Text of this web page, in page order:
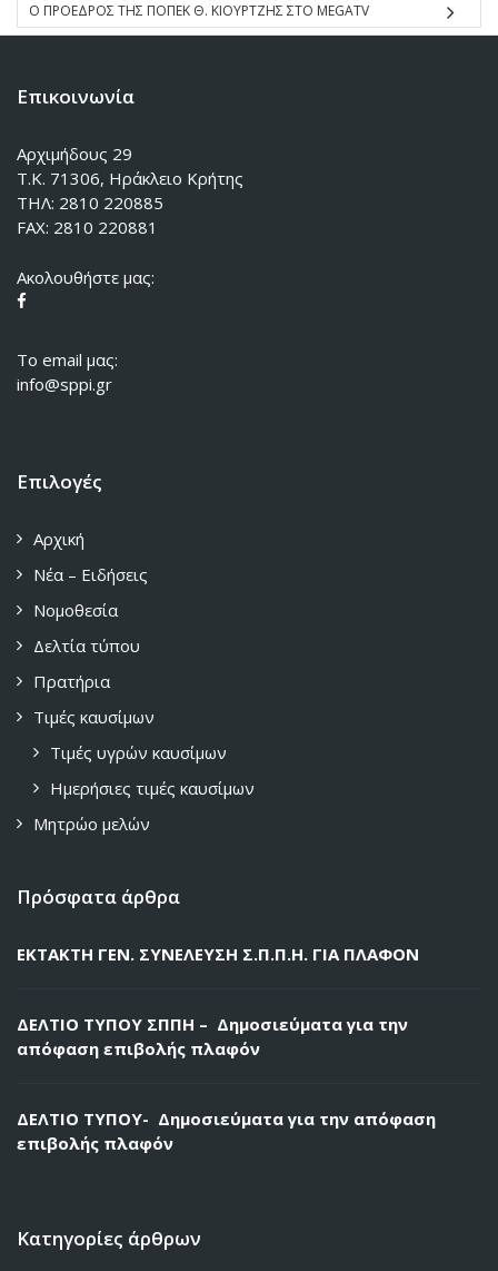
O ΠΡΟΕΔΡΟΣ ΤΗΣ ΠΟΠΕΚ Θ. ΚΙΟΥΡΤΖΗΣ ΣΤΟ MEGATV
Επικοινωνία
Αρχιμήδους 29
Τ.Κ. 71306, Ηράκλειο Κρήτης
ΤΗΛ: 2810 220885
FAX: 2810 220881
Ακολουθήστε μας:
To email μας:
info@sppi.gr
Επιλογές
Αρχική
Νέα – Ειδήσεις
Νομοθεσία
Δελτία τύπου
Πρατήρια
Τιμές καυσίμων
Τιμές υγρών καυσίμων
Ημερήσιες τιμές καυσίμων
Μητρώο μελών
Πρόσφατα άρθρα
ΕΚΤΑΚΤΗ ΓΕΝ. ΣΥΝΕΛΕΥΣΗ Σ.Π.Π.Η. ΓΙΑ ΠΛΑΦΟΝ
ΔΕΛΤΙΟ ΤΥΠΟΥ ΣΠΠΗ – Δημοσιεύματα για την
απόφαση επιβολής πλαφόν
ΔΕΛΤΙΟ ΤΥΠΟΥ- Δημοσιεύματα για την απόφαση
επιβολής πλαφόν
Κατηγορίες άρθρων